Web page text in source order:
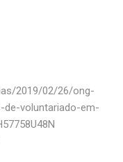
2019/02/26/ong-
de-voluntariado-em-